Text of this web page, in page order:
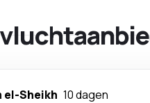
el-Sheikh 10 dagen